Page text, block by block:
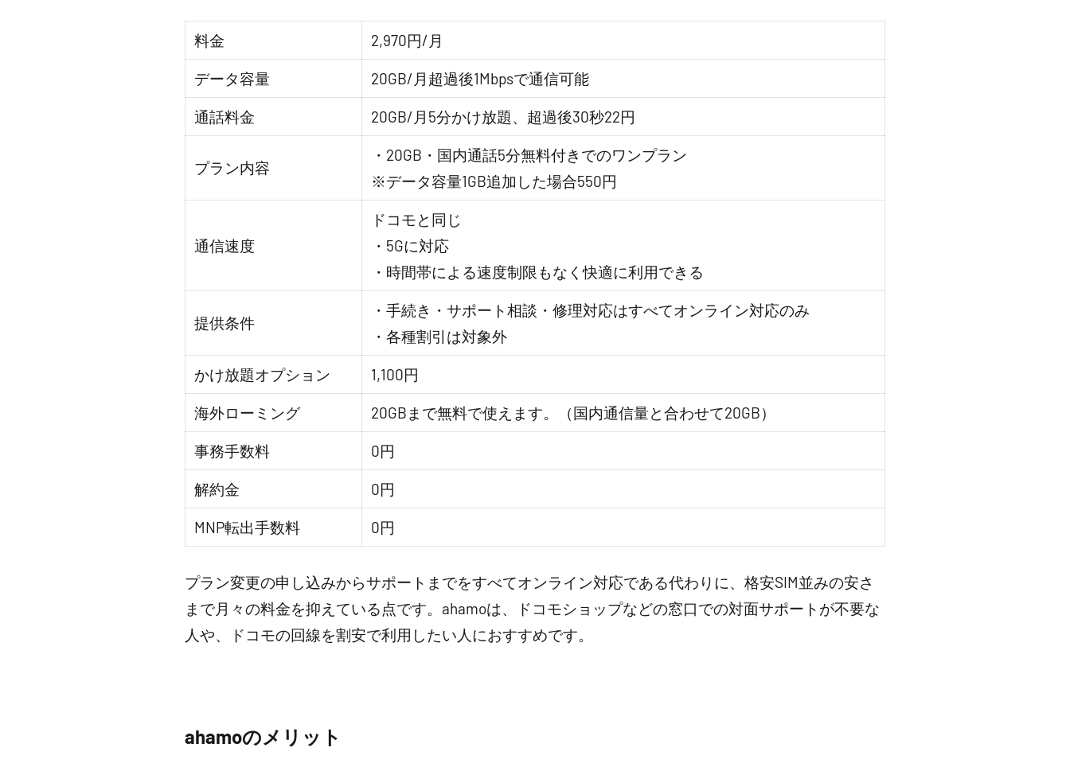
料金 2,970円/月
データ容量 20GB/月超過後1Mbpsで通信可能
通話料金 20GB/月5分かけ放題、超過後30秒22円
プラン内容
・20GB・国内通話5分無料付きでのワンプラン
※データ容量1GB追加した場合550円
通信速度
ドコモと同じ
・5Gに対応
・時間帯による速度制限もなく快適に利用できる
提供条件
・手続き・サポート相談・修理対応はすべてオンライン対応のみ
・各種割引は対象外
かけ放題オプション 1,100円
海外ローミング 20GBまで無料で使えます。（国内通信量と合わせて20GB）
事務手数料 0円
解約金 0円
MNP転出手数料 0円
プラン変更の申し込みからサポートまでをすべてオンライン対応である代わりに、格安SIM並みの安さ
まで月々の料金を抑えている点です。ahamoは、ドコモショップなどの窓口での対面サポートが不要な
人や、ドコモの回線を割安で利用したい人におすすめです。
ahamoのメリット